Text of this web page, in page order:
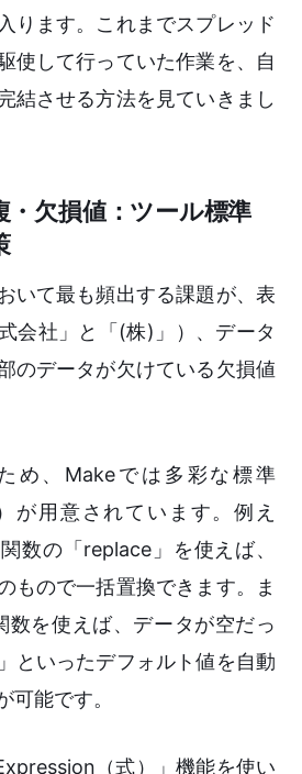
ります。これまでスプレッド
使して行っていた作業を、自
結させる方法を見ていきまし
・欠損値：ツール標準
いて最も頻出する課題が、表
会社」と「(株)」）、データ
のデータが欠けている欠損値
め、Makeでは多彩な標準
が用意されています。例え
数の「replace」を使えば、
もので一括置換できます。ま
を使えば、データが空だっ
といったデフォルト値を自動
可能です。
（式）」機能を使い